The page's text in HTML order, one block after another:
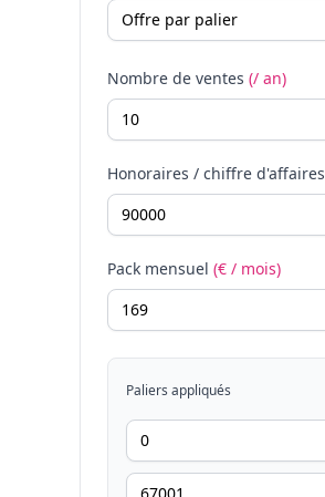
Nombre de ventes (/ an)
Honoraires / chiffre d'affaires
Pack mensuel (€ / mois)
Paliers appliqués